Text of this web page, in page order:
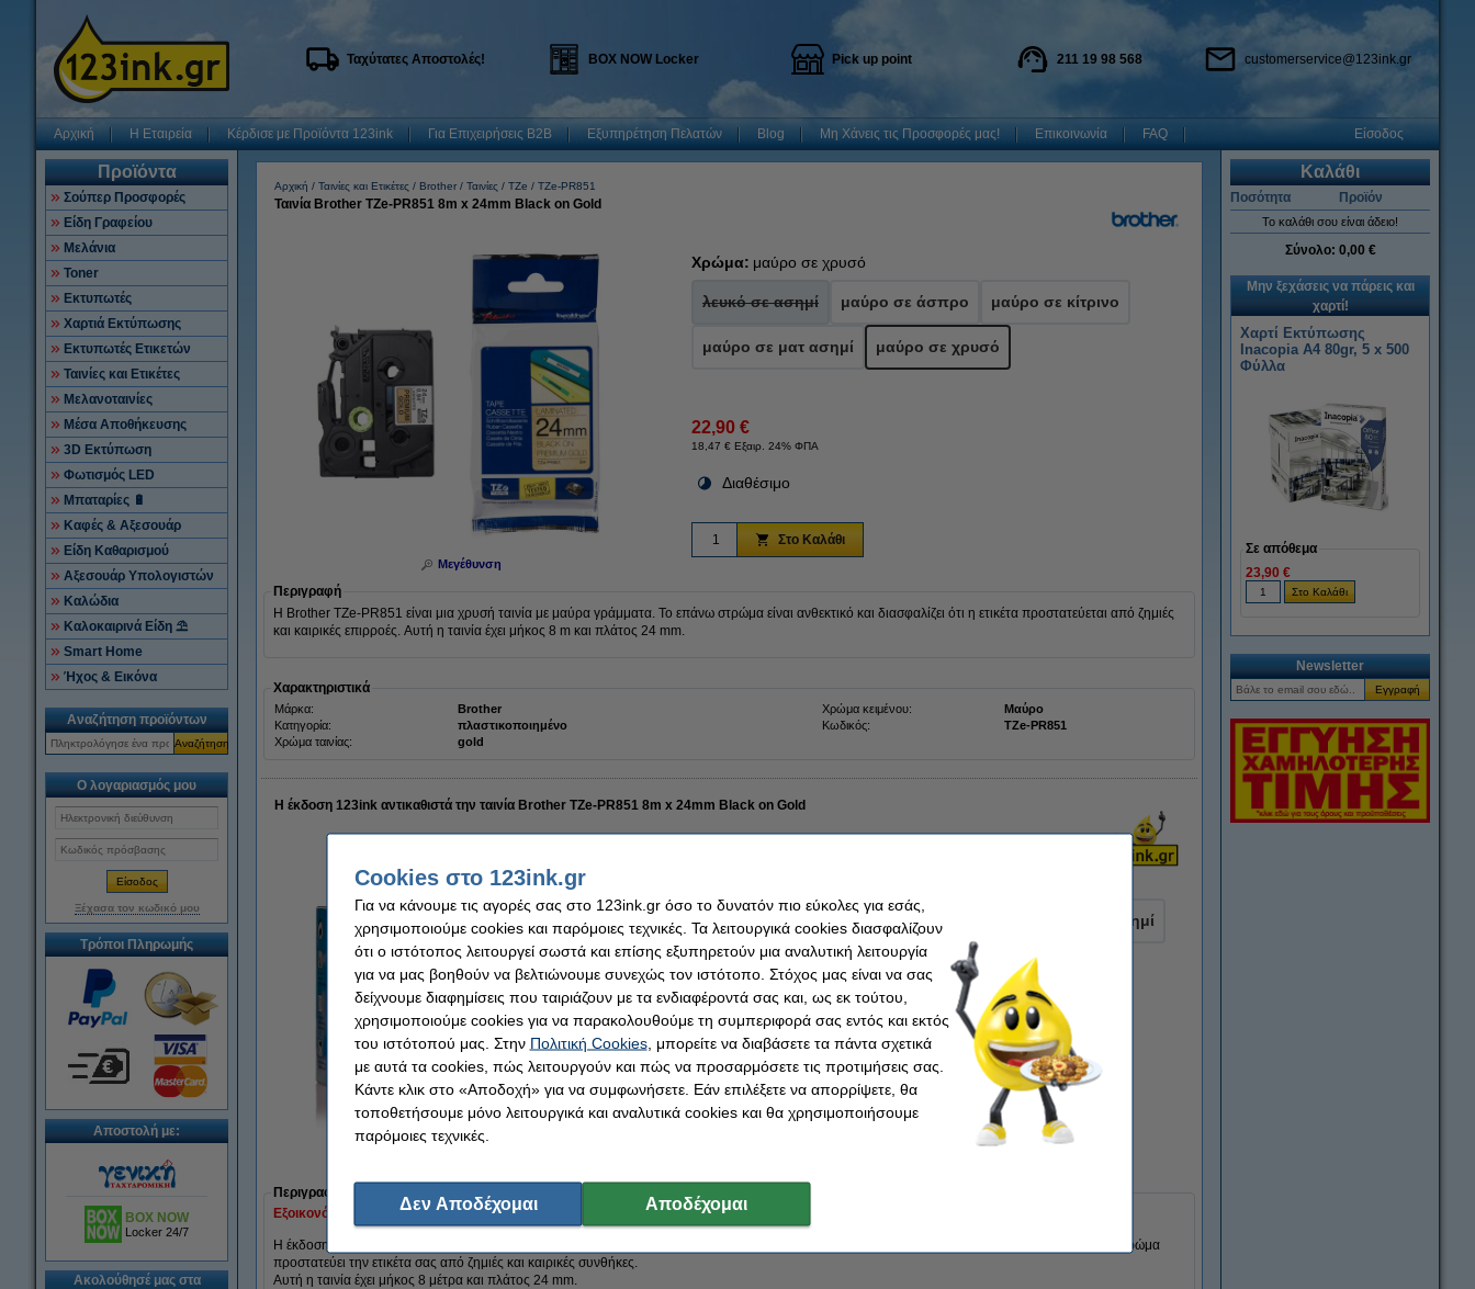
Ταχύτατες Αποστολές! BOX NOW Locker Pick up point 211 19 98 568 customerservice@123ink.gr
Αρχική Η Εταιρεία Κέρδισε με Προϊόντα 123ink Για Επιχειρήσεις B2B Εξυπηρέτηση Πελατών Blog Μη Χάνεις τις Προσφορές μας! Επικοινωνία FAQ Είσοδος
Προϊόντα
Σούπερ Προσφορές
Είδη Γραφείου
Μελάνια
Toner
Εκτυπωτές
Χαρτιά Εκτύπωσης
Εκτυπωτές Ετικετών
Ταινίες και Ετικέτες
Μελανοταινίες
Μέσα Αποθήκευσης
3D Εκτύπωση
Φωτισμός LED
Μπαταρίες 🔋
Καφές & Αξεσουάρ
Είδη Καθαρισμού
Αξεσουάρ Υπολογιστών
Καλώδια
Καλοκαιρινά Είδη ⛱
Smart Home
Ήχος & Εικόνα
Αναζήτηση προϊόντων
Αναζήτηση
Ο λογαριασμός μου
Ξέχασα τον κωδικό μου
Τρόποι Πληρωμής
Αποστολή με:
BOX NOW
Locker 24/7
Ακολούθησέ μας στα
Αρχική Ταινίες και Ετικέτες Brother Ταινίες TZe TZe-PR851
Ταινία Brother TZe-PR851 8m x 24mm Black on Gold
Μεγέθυνση
Χρώμα: μαύρο σε χρυσό
λευκό σε ασημί μαύρο σε άσπρο μαύρο σε κίτρινο
μαύρο σε ματ ασημί μαύρο σε χρυσό
22,90 €
18,47 € Εξαιρ. 24% ΦΠΑ
Διαθέσιμο
Στο Καλάθι
Περιγραφή
Η Brother TZe-PR851 είναι μια χρυσή ταινία με μαύρα γράμματα. Το επάνω στρώμα είναι ανθεκτικό και διασφαλίζει ότι η ετικέτα προστατεύεται από ζημιές
και καιρικές επιρροές. Αυτή η ταινία έχει μήκος 8 m και πλάτος 24 mm.
Χαρακτηριστικά
Μάρκα: Brother Χρώμα κειμένου:
Μαύρο
Κατηγορία:
πλαστικοποιημένο Κωδικός:
TZe-PR851
Χρώμα ταινίας:
gold
Η έκδοση 123ink αντικαθιστά την ταινία Brother TZe-PR851 8m x 24mm Black on Gold
μαύρο σε άσπρο μαύρο σε κίτρινο μαύρο σε ματ ασημί
μαύρο σε χρυσό
13,95 €(εξαντλήθηκε)
11,25 € Εξαιρ. 24% ΦΠΑ
Στο Καλάθι
Περιγραφή
Εξοικονόμησε σχεδόν40% στην ταινία!
Η έκδοση της εταιρείας 123ink αντικαθιστά την ταινία Brother TZe-PR851 8m x 24mm και είναι χρυσή με μαύρα γράμματα. Το ανθεκτικό επάνω στρώμα
προστατεύει την ετικέτα σας από ζημιές και καιρικές συνθήκες.
Αυτή η ταινία έχει μήκος 8 μέτρα και πλάτος 24 mm.
Καλάθι
Ποσότητα Προϊόν
Το καλάθι σου είναι άδειο!
Σύνολο: 0,00 €
Μην ξεχάσεις να πάρεις και
χαρτί!
Χαρτί Εκτύπωσης
Inacopia Α4 80gr, 5 x 500
Φύλλα
Σε απόθεμα
23,90 €
Newsletter
Cookies στο 123ink.gr
Για να κάνουμε τις αγορές σας στο 123ink.gr όσο το δυνατόν πιο εύκολες για εσάς,
χρησιμοποιούμε cookies και παρόμοιες τεχνικές. Τα λειτουργικά cookies διασφαλίζουν
ότι ο ιστότοπος λειτουργεί σωστά και επίσης εξυπηρετούν μια αναλυτική λειτουργία
για να μας βοηθούν να βελτιώνουμε συνεχώς τον ιστότοπο. Στόχος μας είναι να σας
δείχνουμε διαφημίσεις που ταιριάζουν με τα ενδιαφέροντά σας και, ως εκ τούτου,
χρησιμοποιούμε cookies για να παρακολουθούμε τη συμπεριφορά σας εντός και εκτός
του ιστότοπού μας. Στην Πολιτική Cookies, μπορείτε να διαβάσετε τα πάντα σχετικά
με αυτά τα cookies, πώς λειτουργούν και πώς να προσαρμόσετε τις προτιμήσεις σας.
Κάντε κλικ στο «Αποδοχή» για να συμφωνήσετε. Εάν επιλέξετε να απορρίψετε, θα
τοποθετήσουμε μόνο λειτουργικά και αναλυτικά cookies και θα χρησιμοποιήσουμε
παρόμοιες τεχνικές.
Δεν Αποδέχομαι Αποδέχομαι